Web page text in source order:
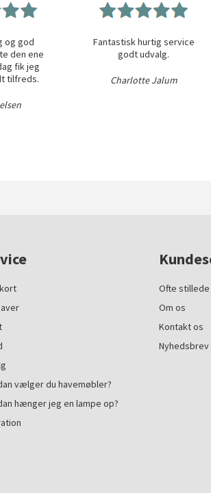
og god
den ene
fik jeg
tilfreds.
Fantastisk hurtig service
godt udvalg.
Charlotte Jalum
vælger du havemøbler?
hænger jeg en lampe op?
Ofte
Om os
Kontakt os
Nyhedsbrev